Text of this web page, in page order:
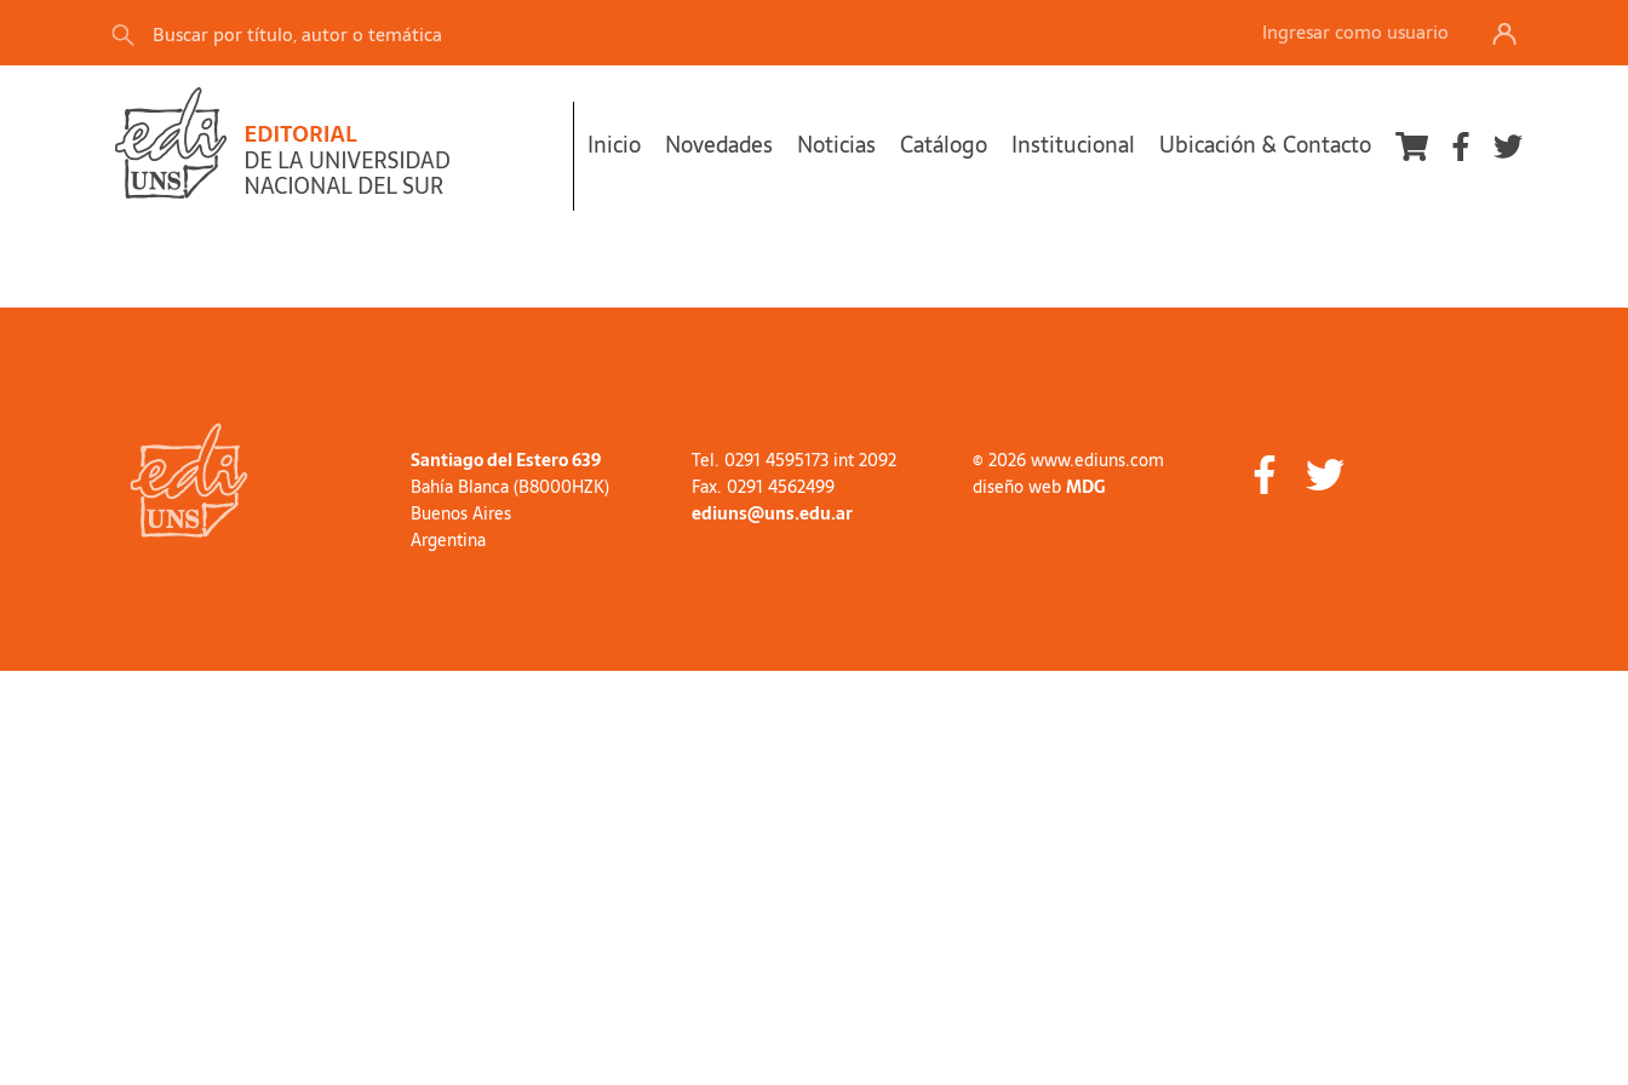
Ingresar como usuario
Inicio Novedades Noticias Catálogo Institucional Ubicación & Contacto
Santiago del Estero 639
Bahía Blanca (B8000HZK)
Buenos Aires
Argentina
Tel. 0291 4595173 int 2092
Fax. 0291 4562499
ediuns@uns.edu.ar
© 2026 www.ediuns.com
diseño webMDG